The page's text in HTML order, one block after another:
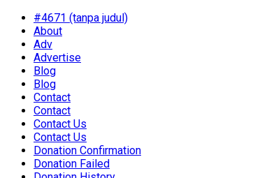
#4671 (tanpa judul)
About
Adv
Advertise
Blog
Blog
Contact
Contact
Contact Us
Contact Us
Donation Confirmation
Donation Failed